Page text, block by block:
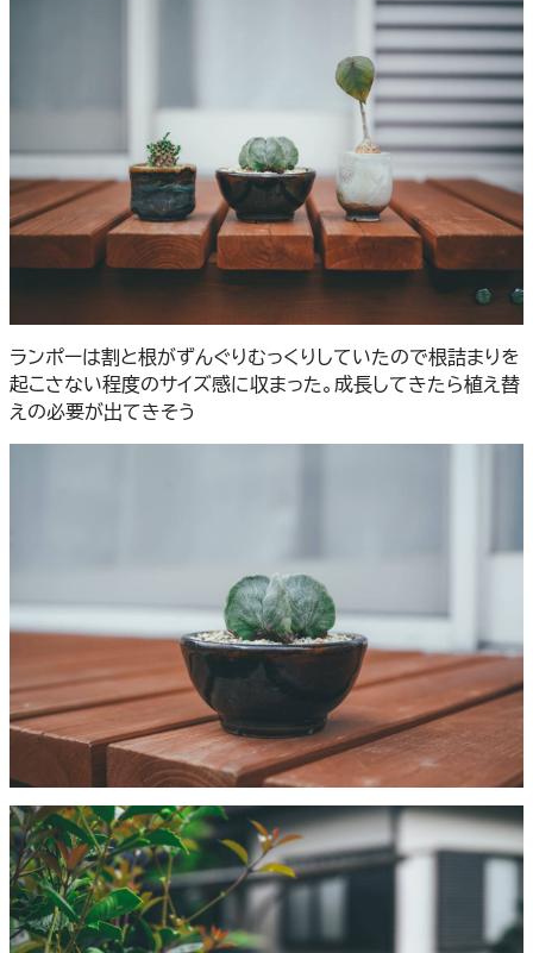
ランポーは割と根がずんぐりむっくりしていたので根詰まりを
起こさない程度のサイズ感に収まった。成長してきたら植え替
えの必要が出てきそう